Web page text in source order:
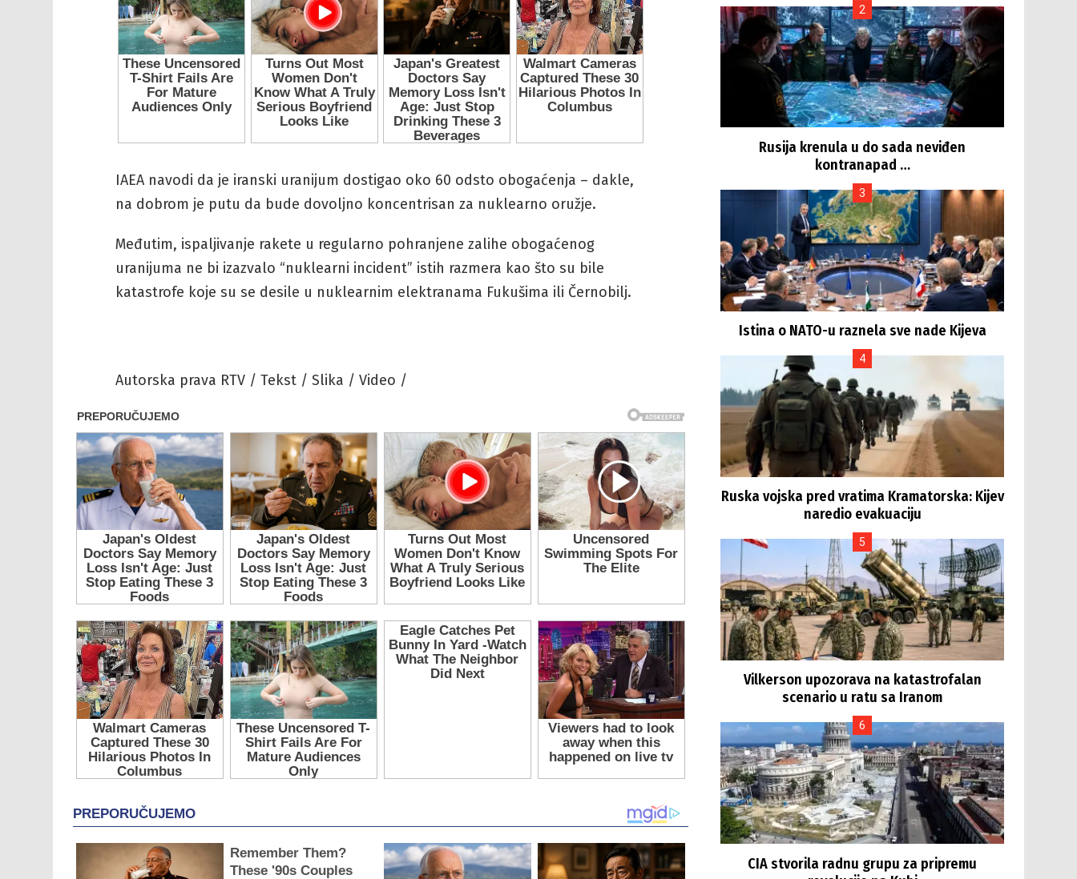
IAEA navodi da je iranski uranijum dostigao oko 60 odsto obogaćenja – dakle,
na dobrom je putu da bude dovoljno koncentrisan za nuklearno oružje.
Međutim, ispaljivanje rakete u regularno pohranjene zalihe obogaćenog
uranijuma ne bi izazvalo “nuklearni incident” istih razmera kao što su bile
katastrofe koje su se desile u nuklearnim elektranama Fukušima ili Černobilj.
Autorska prava RTV / Tekst / Slika / Video /
Rusija krenula u do sada neviđen
kontranapad …
Istina o NATO-u raznela sve nade Kijeva
Ruska vojska pred vratima Kramatorska: Kijev
naredio evakuaciju
Vilkerson upozorava na katastrofalan
scenario u ratu sa Iranom
CIA stvorila radnu grupu za pripremu